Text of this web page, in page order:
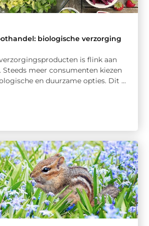
biologische verzorging
is flink aan
Steeds meer consumenten kiezen
en duurzame opties. Dit ...